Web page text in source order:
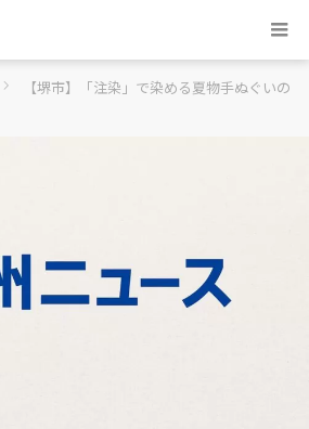
【堺市】「注染」で染める夏物手ぬぐいの